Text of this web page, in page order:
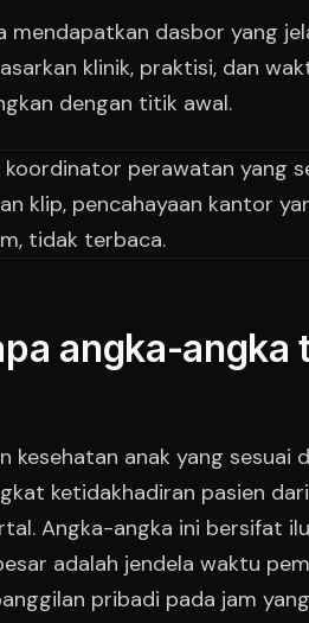
mendapatkan dasbor yang
klinik, praktisi, dan
dengan titik awal.
angka-angka
kesehatan anak yang
ketidakhadiran pasien
Angka-angka ini bersifat
adalah jendela waktu
pribadi pada jam